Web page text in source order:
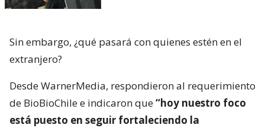
Sin embargo, ¿qué pasará con quienes estén en el
extranjero?
Desde WarnerMedia, respondieron al requerimiento
de BioBioChile e indicaron que“hoy nuestro foco
está puesto en seguir fortaleciendo la